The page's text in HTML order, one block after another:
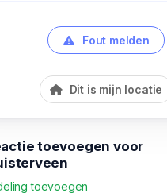
Fout melden
Dit is mijn locatie
toevoegen voor
toevoegen